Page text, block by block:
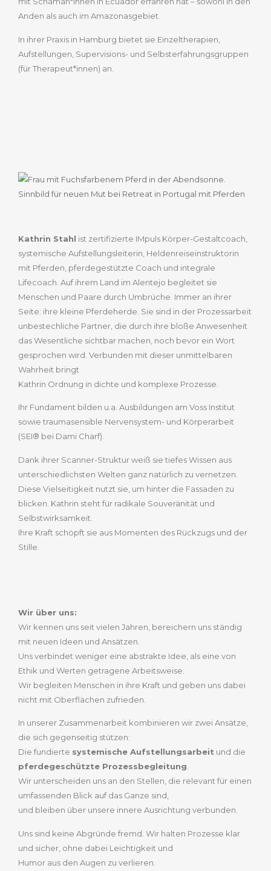
Anden als auch im Amazonasgebiet.
In ihrer Praxis in Hamburg bietet sie Einzeltherapien,
Aufstellungen, Supervisions- und Selbsterfahrungsgruppen
(für Therapeut*innen) an.
Kathrin Stahl ist zertifizierte IMpuls Körper-Gestaltcoach,
systemische Aufstellungsleiterin, Heldenreiseinstruktorin
mit Pferden, pferdegestützte Coach und integrale
Lifecoach. Auf ihrem Land im Alentejo begleitet sie
Menschen und Paare durch Umbrüche. Immer an ihrer
Seite: ihre kleine Pferdeherde. Sie sind in der Prozessarbeit
unbestechliche Partner, die durch ihre bloße Anwesenheit
das Wesentliche sichtbar machen, noch bevor ein Wort
gesprochen wird. Verbunden mit dieser unmittelbaren
Wahrheit bringt
Kathrin Ordnung in dichte und komplexe Prozesse.
Ihr Fundament bilden u.a. Ausbildungen am Voss Institut
sowie traumasensible Nervensystem- und Körperarbeit
(SEI® bei Dami Charf).
Dank ihrer Scanner-Struktur weiß sie tiefes Wissen aus
unterschiedlichsten Welten ganz natürlich zu vernetzen.
Diese Vielseitigkeit nutzt sie, um hinter die Fassaden zu
blicken. Kathrin steht für radikale Souveränität und
Selbstwirksamkeit.
Ihre Kraft schöpft sie aus Momenten des Rückzugs und der
Stille.
Wir über uns:
Wir kennen uns seit vielen Jahren, bereichern uns ständig
mit neuen Ideen und Ansätzen.
Uns verbindet weniger eine abstrakte Idee, als eine von
Ethik und Werten getragene Arbeitsweise.
Wir begleiten Menschen in ihre Kraft und geben uns dabei
nicht mit Oberflächen zufrieden.
In unserer Zusammenarbeit kombinieren wir zwei Ansätze,
die sich gegenseitig stützen:
Die fundierte systemische Aufstellungsarbeit und die
pferdegeschützte Prozessbegleitung.
Wir unterscheiden uns an den Stellen, die relevant für einen
umfassenden Blick auf das Ganze sind,
und bleiben über unsere innere Ausrichtung verbunden.
Uns sind keine Abgründe fremd. Wir halten Prozesse klar
und sicher, ohne dabei Leichtigkeit und
Humor aus den Augen zu verlieren.